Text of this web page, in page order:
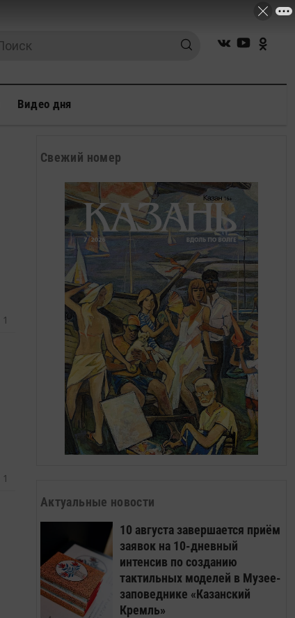
Видео дня
1
1
Свежий номер
Актуальные новости
10 августа завершается приём
заявок на 10-дневный
интенсив по созданию
тактильных моделей в Музее-
заповеднике «Казанский
Кремль»